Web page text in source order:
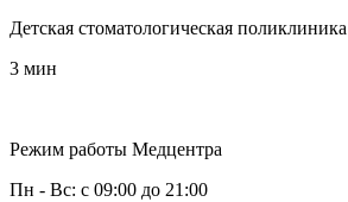
Детская стоматологическая поликлиника
3 мин
Режим работы Медцентра
Пн - Вс: с 09:00 до 21:00